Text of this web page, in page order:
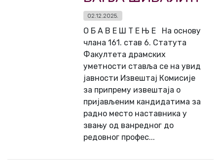
02.12.2025.
О Б А В Е Ш Т Е Њ Е На основу
члана 161. став 6. Статута
Факултета драмских
уметности ставља се на увид
јавности Извештај Комисије
за припрему извештаја о
пријављеним кандидатима за
радно место наставника у
звању од ванредног до
редовног профес...